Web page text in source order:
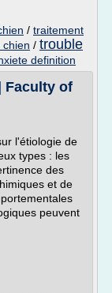
/ traitement
chien / trouble
definition
Faculty of
l'étiologie de
types : les
des
et de
peuvent